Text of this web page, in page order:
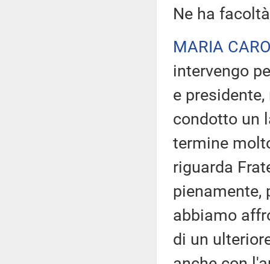
Ne ha
MARIA
intervengo
e
condotto un
termine
riguarda
pienamente,
abbiamo
di un